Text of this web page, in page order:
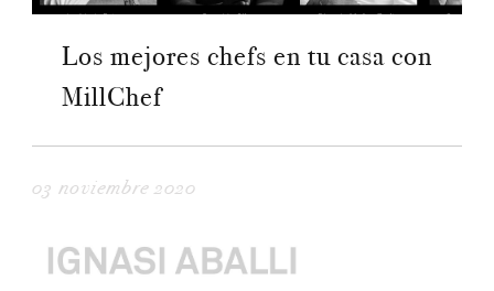
Los mejores chefs en tu casa con
MillChef
03 noviembre 2020